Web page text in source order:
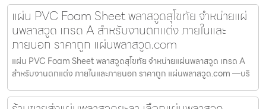
แผ่น PVC Foam Sheet พลาสวูดสุโขทัย จำหน่ายแผ่
นพลาสวูด เกรด A สำหรับงานตกแต่ง ภายในและ
ภายนอก ราคาถูก แผ่นพลาสวูด.com
แผ่น PVC Foam Sheet พลาสวูดสุโขทัย จำหน่ายแผ่นพลาสวูด เกรด A
สำหรับงานตกแต่ง ภายในและภายนอก ราคาถูก แผ่นพลาสวูด.com —บริ